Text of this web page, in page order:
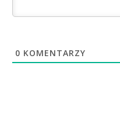
0 KOMENTARZY